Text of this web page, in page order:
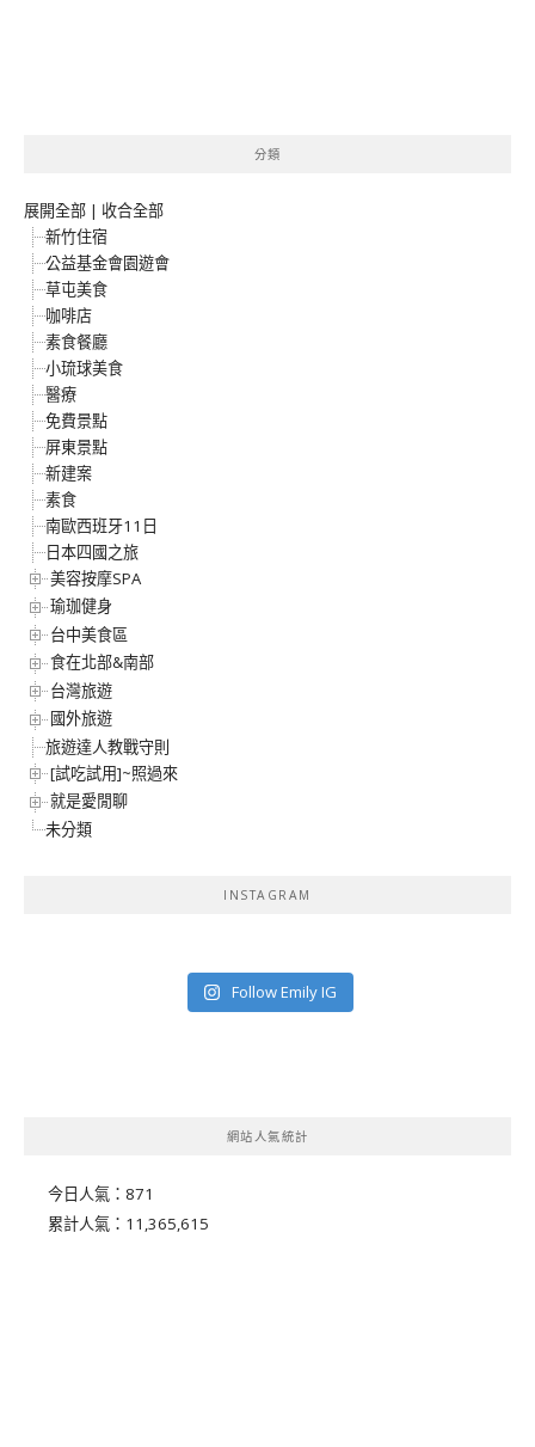
分類
展開全部 | 收合全部
新竹住宿
公益基金會園遊會
草屯美食
咖啡店
素食餐廳
小琉球美食
醫療
免費景點
屏東景點
新建案
素食
南歐西班牙11日
日本四國之旅
美容按摩SPA
瑜珈健身
台中美食區
食在北部&南部
台灣旅遊
國外旅遊
旅遊達人教戰守則
[試吃試用]~照過來
就是愛閒聊
未分類
INSTAGRAM
Follow Emily IG
網站人氣統計
今日人氣： 871
累計人氣： 11,365,615